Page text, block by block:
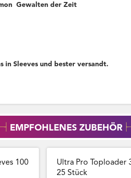
Gewalten der Zeit
in Sleeves und bester versandt.
EMPFOHLENES ZUBEHÖR
100
Ultra Pro Toploader
25 Stück